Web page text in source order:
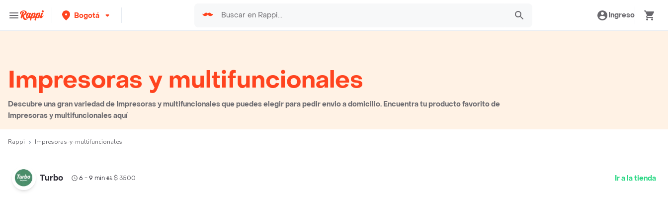
Bogotá Ingreso
Impresoras y multifuncionales
Descubre una gran variedad de Impresoras y multifuncionales que puedes elegir para pedir envio a domicilio. Encuentra tu producto favorito de
Impresoras y multifuncionales aquí
Rappi Impresoras-y-multifuncionales
Turbo 6 - 9 min• $ 3500 Ir a la tienda